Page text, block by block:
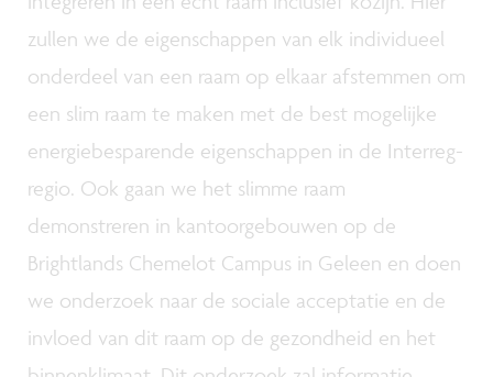
zullen we de eigenschappen van elk individueel
onderdeel van een raam op elkaar afstemmen om
een slim raam te maken met de best mogelijke
energiebesparende eigenschappen in de Interreg-
regio. Ook gaan we het slimme raam
demonstreren in kantoorgebouwen op de
Brightlands Chemelot Campus in Geleen en doen
we onderzoek naar de sociale acceptatie en de
invloed van dit raam op de gezondheid en het